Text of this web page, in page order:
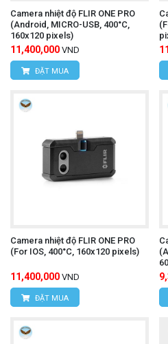
nhận báo giá cạnh tranh và
cho doanh nghiệp của bạn!
CÔNG TY TNHH THIẾT
HÙNG NGUYÊN
Địa chỉ:Số nhà 15, ngõ
Đông Ngạc, TP. Hà Nội
Hotline: 0393.968.345 /
Email:
Website:
Camera nhiệt độ FLIR ONE PRO
(Android, MICRO-USB, 400°C,
160x120 pixels)
11,400,000 VND
ĐẶT MUA
Camera nhiệt độ FLIR ONE PRO
(For IOS, 400°C, 160x120 pixels)
11,400,000 VND
ĐẶT MUA